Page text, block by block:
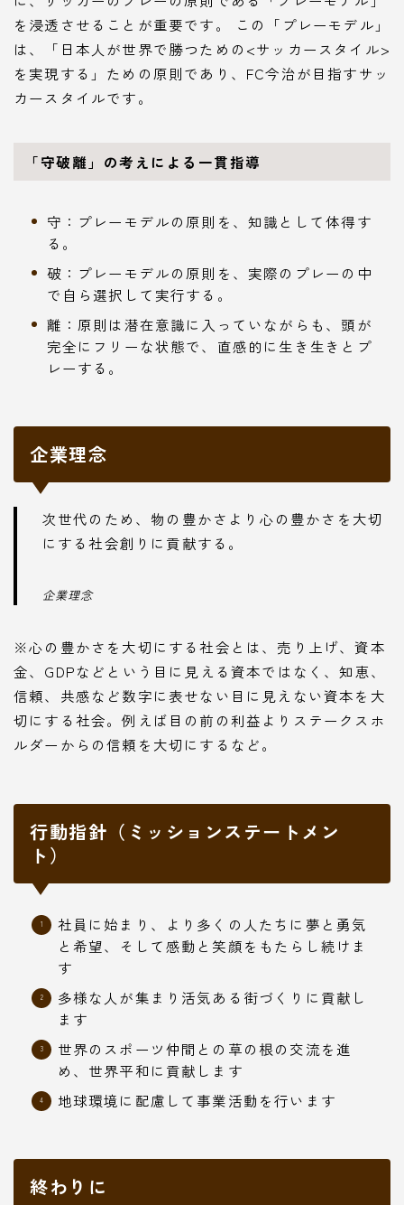
を浸透させることが重要です。 この「プレーモデル」
は、「日本人が世界で勝つための<サッカースタイル>
を実現する」ための原則であり、FC今治が目指すサッ
カースタイルです。
「守破離」の考えによる一貫指導
守：プレーモデルの原則を、知識として体得す
る。
破：プレーモデルの原則を、実際のプレーの中
で自ら選択して実行する。
離：原則は潜在意識に入っていながらも、頭が
完全にフリーな状態で、直感的に生き生きとプ
レーする。
企業理念
次世代のため、物の豊かさより 心の豊かさを大切
にする社会創りに貢献する。
企業理念
※心の豊かさを大切にする社会とは、売り上げ、資本
金、GDPなどという目に見える資本ではなく、知恵、
信頼、共感など数字に表せない目に見えない資本を大
切にする社会。例えば目の前の利益よりステークスホ
ルダーからの信頼を大切にするなど。
行動指針（ミッションステートメン
ト）
社員に始まり、より多くの人たちに夢と勇気
と希望、そして感動と笑顔をもたらし続けま
す
多様な人が集まり活気ある街づくりに貢献し
ます
世界のスポーツ仲間との草の根の交流を進
め、世界平和に貢献します
地球環境に配慮して事業活動を行います
終わりに